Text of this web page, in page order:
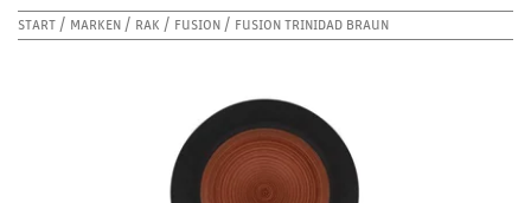
START MARKEN RAK FUSION FUSION TRINIDAD BRAUN